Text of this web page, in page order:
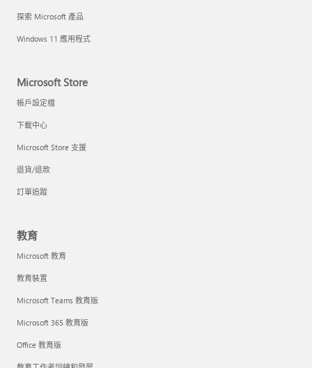
探索 Microsoft 產品
Windows 11 應用程式
Microsoft Store
帳戶設定檔
下載中心
Microsoft Store 支援
退貨/退款
訂單追蹤
教育
Microsoft 教育
教育裝置
Microsoft Teams 教育版
Microsoft 365 教育版
Office 教育版